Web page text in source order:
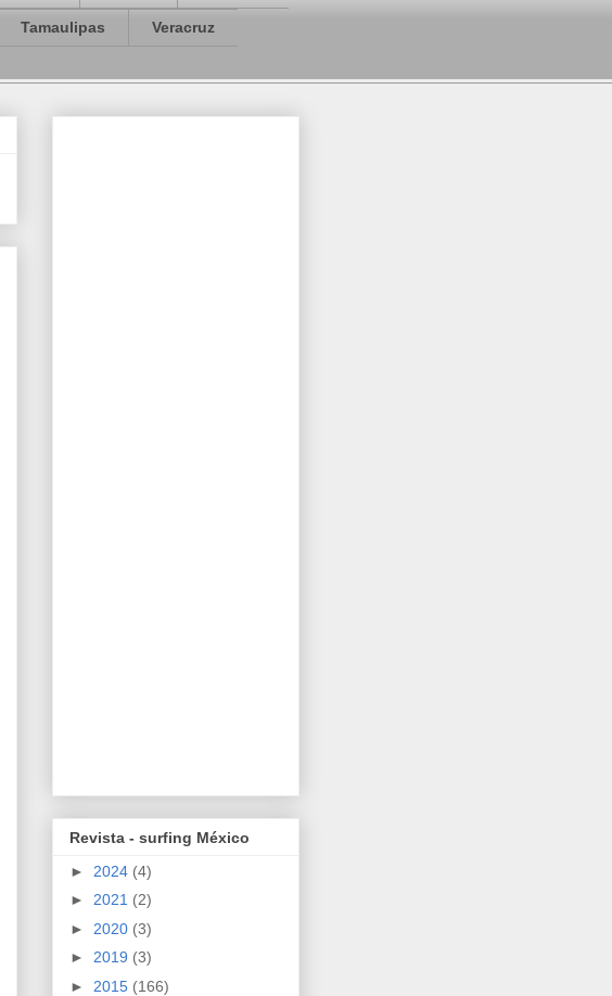
Tamaulipas Veracruz
Revista - surfing México
► 2024 (4)
► 2021 (2)
► 2020 (3)
► 2019 (3)
► 2015 (166)